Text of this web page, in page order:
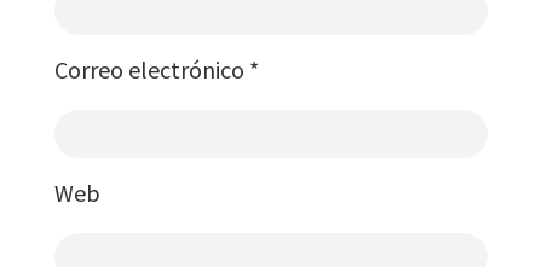
Correo electrónico *
Web